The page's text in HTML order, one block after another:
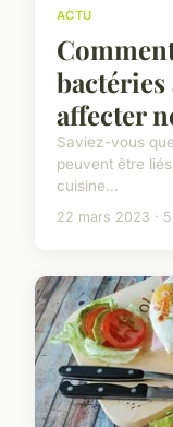
ACTU
affecter
Saviez-vous
peuvent être
cuisine...
22 mars 2023 ·